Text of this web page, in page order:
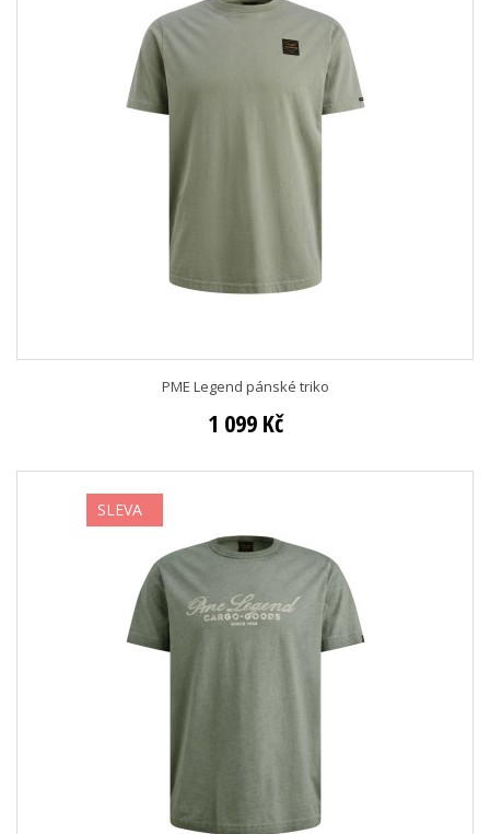
PME Legend pánské triko
1 099 Kč
SLEVA